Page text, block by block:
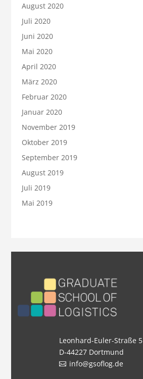
August 2020
Juli 2020
Juni 2020
Mai 2020
April 2020
März 2020
Februar 2020
Januar 2020
November 2019
Oktober 2019
September 2019
August 2019
Juli 2019
Mai 2019
Leonhard-Euler-Straße 5
D-44227 Dortmund
info@gsoflog.de